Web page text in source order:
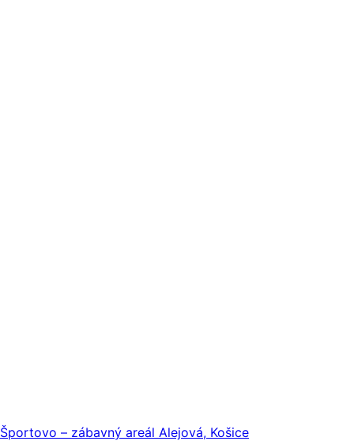
Športovo – zábavný areál Alejová, Košice